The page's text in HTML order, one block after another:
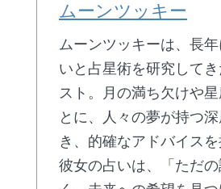
ムーンツッキー
ムーンツッキーは、長
いと占星術を研究して
スト。月の満ち欠けや
とに、人々の夢が持つ
き、的確なアドバイスを
彼女の占いは、「ただ